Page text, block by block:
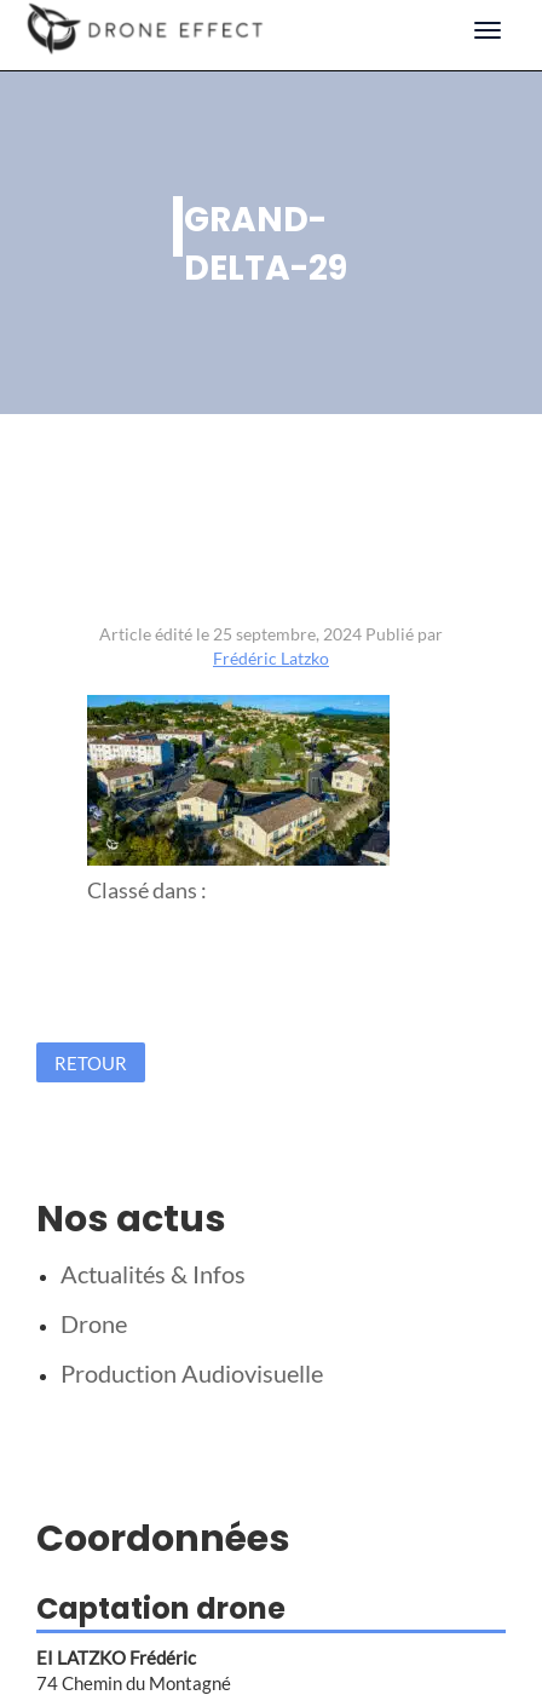
Toggle
GRAND-
DELTA-29
Article édité le 25 septembre, 2024 Publié par
Frédéric Latzko
Classé dans :
RETOUR
Nos actus
Actualités & Infos
Drone
Production Audiovisuelle
Coordonnées
Captation drone
EI LATZKO Frédéric
74 Chemin du Montagné